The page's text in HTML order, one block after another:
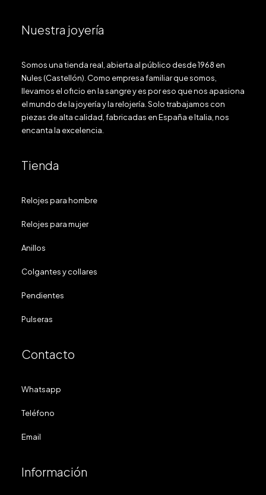
Nuestra joyería
Somos una tienda real, abierta al público desde 1968 en
Nules (Castellón). Como empresa familiar que somos,
llevamos el oficio en la sangre y es por eso que nos apasiona
el mundo de la joyería y la relojería. Solo trabajamos con
piezas de alta calidad, fabricadas en España e Italia, nos
encanta la excelencia.
Tienda
Relojes para hombre
Relojes para mujer
Anillos
Colgantes y collares
Pendientes
Pulseras
Contacto
Whatsapp
Teléfono
Email
Información